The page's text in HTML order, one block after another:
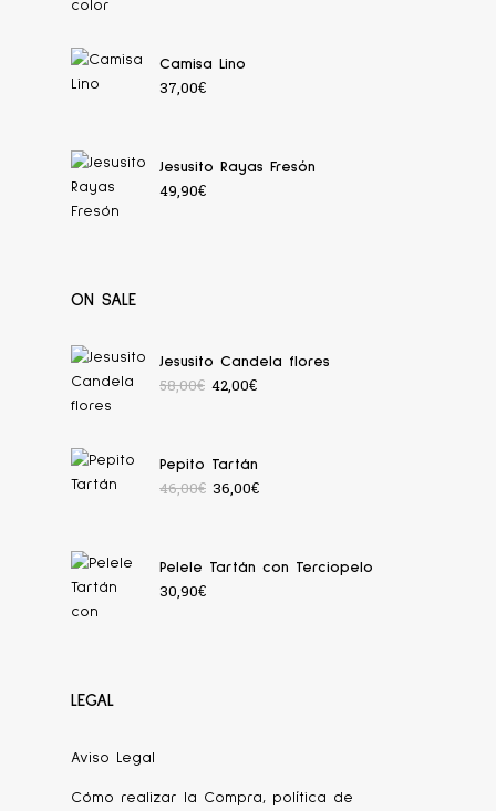
Camisa Lino
37,00€
Jesusito Rayas Fresón
49,90€
ON SALE
Jesusito Candela flores
58,00€ 42,00€
Pepito Tartán
46,00€ 36,00€
Pelele Tartán con Terciopelo
30,90€
LEGAL
Aviso Legal
Cómo realizar la Compra, política de